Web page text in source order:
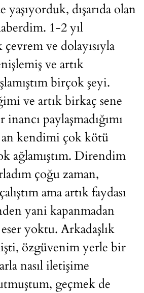
dışarıda olan
1-2 yıl
çevrem ve dolayısıyla
ve artık
birçok şeyi.
ve artık birkaç sene
paylaşmadığımı
kendimi çok kötü
ağlamıştım. Direndim
çoğu zaman,
ama artık faydası
yani kapanmadan
yoktu. Arkadaşlık
özgüvenim yerle bir
nasıl iletişime
geçmek de